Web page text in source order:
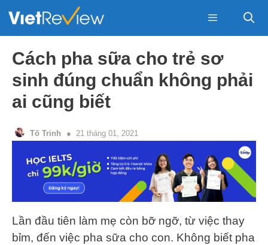
Menu
Cách pha sữa cho trẻ sơ
sinh đúng chuẩn không phải
ai cũng biết
Tố Trinh 21 tháng 01, 2021
Lần đầu tiên làm mẹ còn bỡ ngỡ, từ việc thay
bỉm, đến việc pha sữa cho con. Không biết pha